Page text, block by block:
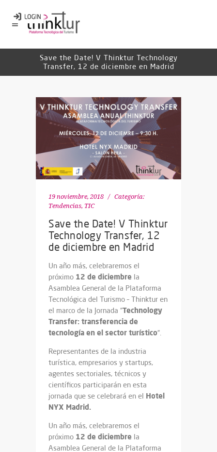
Save the Date! V Thinktur Technology
Transfer, 12 de diciembre en Madrid
19 noviembre, 2018
Categoría:
Tendencias, TIC
Save the Date! V Thinktur
Technology Transfer, 12
de diciembre en Madrid
Un año más, celebraremos el
próximo 12 de diciembre la
Asamblea General de la Plataforma
Tecnológica del Turismo – Thinktur en
el marco de la Jornada “Technology
Transfer: transferencia de
tecnología en el sector turístico“.
Representantes de la industria
turística, empresarios y startups,
agentes sectoriales, técnicos y
científicos participarán en esta
jornada que se celebrará en el Hotel
NYX Madrid.
Un año más, celebraremos el
próximo 12 de diciembre la
Asamblea General de la Plataforma